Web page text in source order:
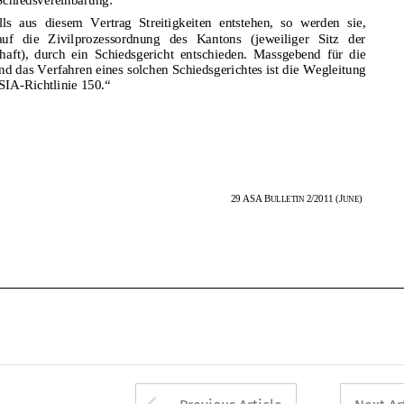
29 ASA B ULLETIN 2/2011 (J UNE )
Bauherrschaft), durch ein Schiedsgeric
ht entschieden. Massgebend für die
Bauherrschaft),  durch  ein  Schiedsgeric
des (sic!) SIA-Richtlinie 150.“